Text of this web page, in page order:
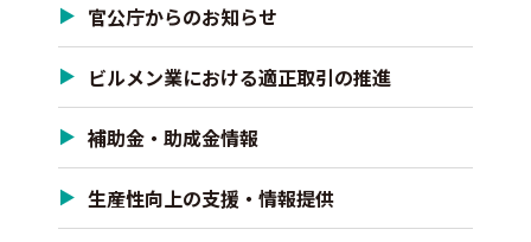
官公庁からのお知らせ
ビルメン業における適正取引の推進
補助金・助成金情報
生産性向上の支援・情報提供